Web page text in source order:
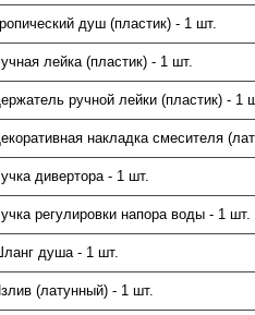
душ (пластик) - 1 шт.
лейка (пластик) - 1 шт.
ручной лейки (пластик) - 1
накладка смесителя
дивертора - 1 шт.
регулировки напора воды - 1 шт.
душа - 1 шт.
(латунный) - 1 шт.